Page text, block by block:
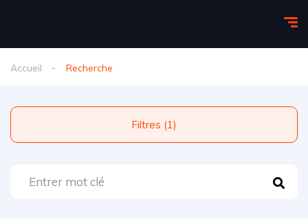
Accueil Recherche
Filtres (1)